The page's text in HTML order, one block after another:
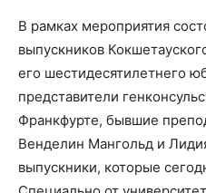
В рамках мероприятия
выпускников
его шестидесятилетнего
представители
Франкфурте, бывшие
Венделин Мангольд и
выпускники, которые